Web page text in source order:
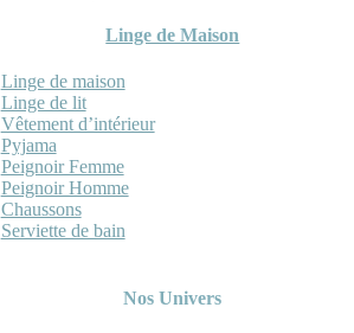
Linge de Maison
Linge de maison
Linge de lit
Vêtement d’intérieur
Pyjama
Peignoir Femme
Peignoir Homme
Chaussons
Serviette de bain
Nos Univers